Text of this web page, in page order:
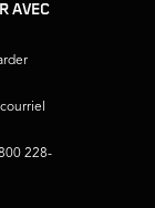
AVEC
228-